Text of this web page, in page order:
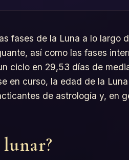
fases de la Luna a lo largo
así como las fases
ciclo en 29,53 días de
en curso, la edad de la
de astrología y, en
lunar?